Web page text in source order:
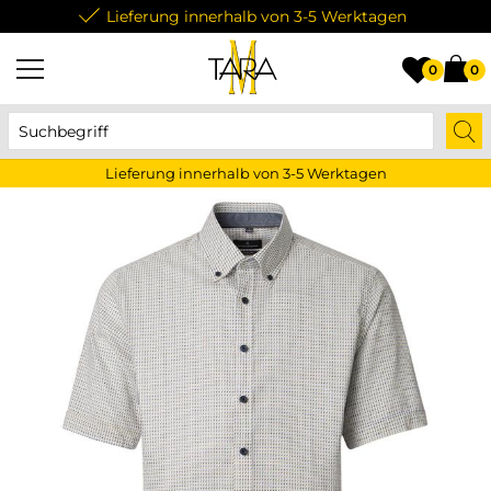
Lieferung innerhalb von 3-5 Werktagen
0 0
Lieferung innerhalb von 3-5 Werktagen